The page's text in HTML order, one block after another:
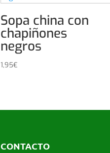
Sopa china con
chapiñones
negros
1,95€
CONTACTO